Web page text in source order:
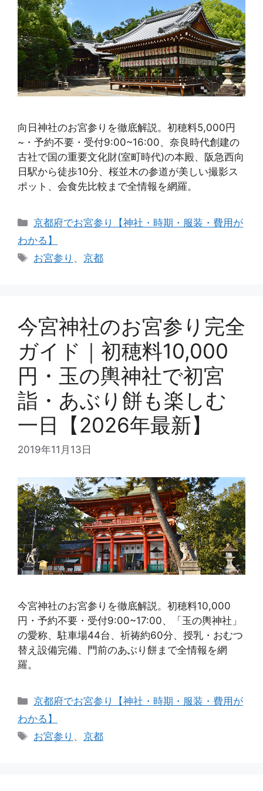
向日神社のお宮参りを徹底解説。初穂料5,000円
~・予約不要・受付9:00~16:00、奈良時代創建の
古社で国の重要文化財(室町時代)の本殿、阪急西向
日駅から徒歩10分、桜並木の参道が美しい撮影ス
ポット、会食先比較まで全情報を網羅。
カ
テ
リ
京都府でお宮参り【神社・時期・服装・費用が
わかる】
タ
お宮参り 、京都
今宮神社のお宮参り完全
ガイド｜初穂料10,000
円・玉の輿神社で初宮
詣・あぶり餅も楽しむ
一日【2026年最新】
2019年11月13日
今宮神社のお宮参りを徹底解説。初穂料10,000
円・予約不要・受付9:00~17:00、「玉の輿神社」
の愛称、駐車場44台、祈祷約60分、授乳・おむつ
替え設備完備、門前のあぶり餅まで全情報を網
羅。
カ
テ
リ
京都府でお宮参り【神社・時期・服装・費用が
わかる】
タ
お宮参り 、京都